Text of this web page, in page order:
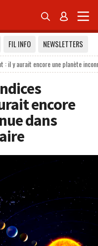
 
FIL INFO
NEWSLETTERS
: il y aurait encore une planète
encore
dans